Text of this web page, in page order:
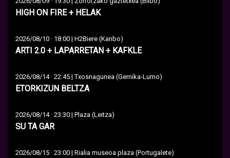
HIGH ON FIRE + HELAK
2026/08/10 · 18:00 | H2Biere (Kanbo)
ARTI 2.0 + LAPARRETAN + KAFKLE
2026/08/14· 22:45 | Txosnagunea (Gernika-Lumo)
ETORKIZUN BELTZA
2026/08/14· 23:30 | Plaza (Leitza)
SU TA GAR
2026/08/15 · 23:00 | Rialia museoa plaza (Portugalete)